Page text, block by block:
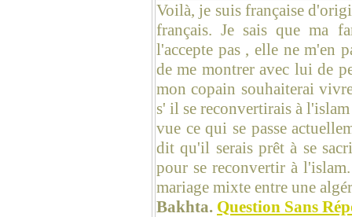
Voilà, je suis française
français. Je sais que ma
l'accepte pas , elle ne m'en
de me montrer avec lui de
mon copain souhaiterai
s' il se reconvertirais à l'islam
vue ce qui se passe
dit qu'il serais prêt à se
pour se reconvertir à
mariage mixte entre une
Bakhta. Question Sans